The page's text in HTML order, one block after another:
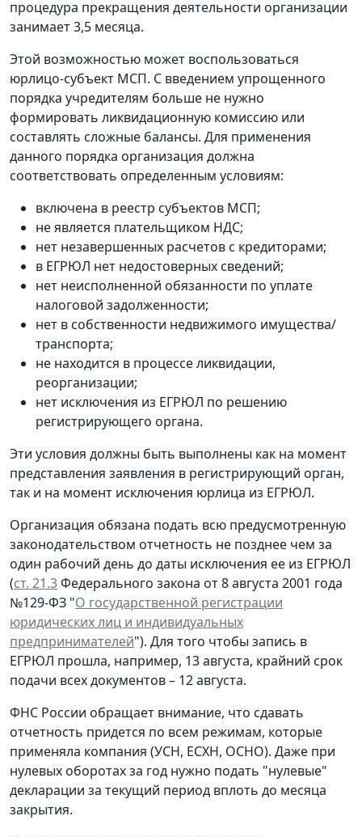
процедура прекращения деятельности организации
занимает 3,5 месяца.
Этой возможностью может воспользоваться
юрлицо-субъект МСП. С введением упрощенного
порядка учредителям больше не нужно
формировать ликвидационную комиссию или
составлять сложные балансы. Для применения
данного порядка организация должна
соответствовать определенным условиям:
включена в реестр субъектов МСП;
не является плательщиком НДС;
нет незавершенных расчетов с кредиторами;
в ЕГРЮЛ нет недостоверных сведений;
нет неисполненной обязанности по уплате
налоговой задолженности;
нет в собственности недвижимого имущества/
транспорта;
не находится в процессе ликвидации,
реорганизации;
нет исключения из ЕГРЮЛ по решению
регистрирующего органа.
Эти условия должны быть выполнены как на момент
представления заявления в регистрирующий орган,
так и на момент исключения юрлица из ЕГРЮЛ.
Организация обязана подать всю предусмотренную
законодательством отчетность не позднее чем за
один рабочий день до даты исключения ее из ЕГРЮЛ
(ст. 21.3Федерального закона от 8 августа 2001 года
№129-ФЗ "О государственной регистрации
юридических лиц и индивидуальных
предпринимателей"). Для того чтобы запись в
ЕГРЮЛ прошла, например, 13 августа, крайний срок
подачи всех документов – 12 августа.
ФНС России обращает внимание, что сдавать
отчетность придется по всем режимам, которые
применяла компания (УСН, ЕСХН, ОСНО). Даже при
нулевых оборотах за год нужно подать "нулевые"
декларации за текущий период вплоть до месяца
закрытия.